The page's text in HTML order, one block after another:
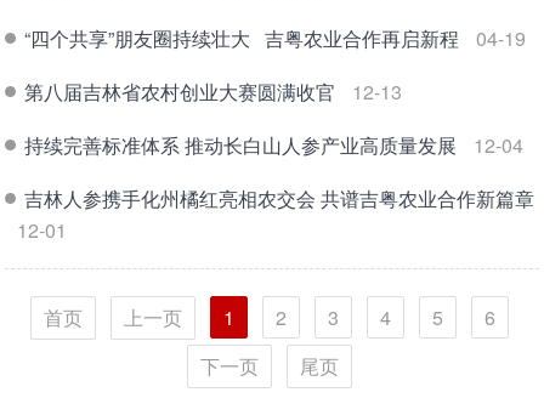
“四个共享”朋友圈持续壮大 吉粤农业合作再启新程
04-19
第八届吉林省农村创业大赛圆满收官
12-13
持续完善标准体系 推动长白山人参产业高质量发展
12-04
吉林人参携手化州橘红亮相农交会 共谱吉粤农业合作新篇章
12-01
首页 上一页 1 2 3 4 5
6
下一页
尾页